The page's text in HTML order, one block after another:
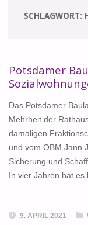
SCHLAGWORT:
Potsdamer
Das Potsdamer
Mehrheit der
damaligen
und vom OBM Jann
Sicherung und
In vier Jahren hat
…
9. APRIL 2021